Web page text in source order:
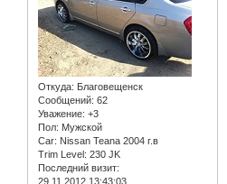
Откуда: Благовещенск
Сообщений: 62
Уважение: +3
Пол: Мужской
Car: Nissan Teana 2004 г.в
Trim Level: 230 JK
Последний визит:
29.11.2012 13:43:03